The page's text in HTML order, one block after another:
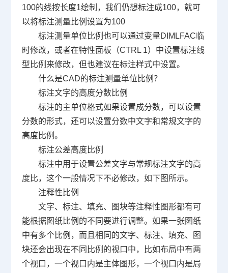
100的线按长度1绘制，我们仍想标注成100，就可
以将标注测量比例设置为100
标注测量单位比例也可以通过变量DIMLFAC 临
时修改，或者在特性面板（CTRL 1）中设置标注线
型比例来修改，但也建议在标注样式中设置。
什么是CAD的标注测量单位比例？
标注文字的高度分数比例
标注的主单位格式如果设置成分数，可以设置
分数的形式，还可以设置分数中文字和常规文字的
高度比例。
标注公差高度比例
标注中用于设置公差文字与常规标注文字的高
度比，这个一般情况下不必修改，如下图所示。
注释性比例
文字、标注、填充、图块等注释性图形都有可
能根据图纸比例的不同要进行调整。如果一张图纸
中有多个比例，而且相同的文字、标注、填充、图
块还会出现在不同比例的视口中，比如布局中有两
个视口，一个视口内是主体图形，一个视口内是局